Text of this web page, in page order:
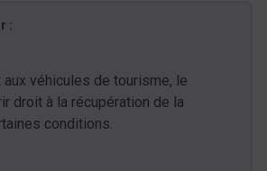
:
aux véhicules de tourisme, le
droit à la récupération de la
conditions.